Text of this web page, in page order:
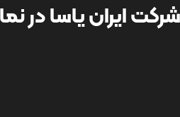
ایران یاسا در